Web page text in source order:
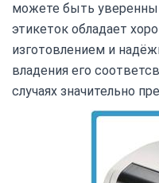
можете быть
этикеток обладает
изготовлением и
владения его
случаях значительно